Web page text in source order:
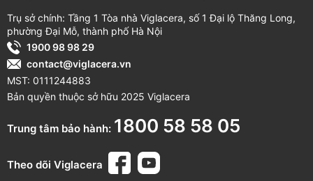
Trụ sở chính: Tầng 1 Tòa nhà Viglacera, số 1 Đại lộ Thăng Long,
phường Đại Mỗ, thành phố Hà Nội
1900 98 98 29
contact@viglacera.vn
MST: 0111244883
Bản quyền thuộc sở hữu 2025 Viglacera
Trung tâm bảo hành: 1800 58 58 05
Theo dõi Viglacera